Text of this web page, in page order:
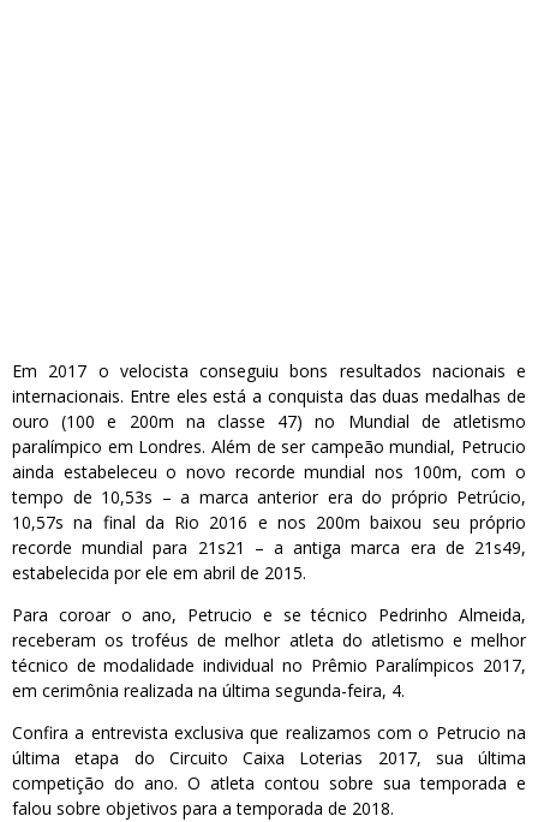
Em 2017 o velocista conseguiu bons resultados nacionais e
internacionais. Entre eles está a conquista das duas medalhas de
ouro (100 e 200m na classe 47) no Mundial de atletismo
paralímpico em Londres. Além de ser campeão mundial, Petrucio
ainda estabeleceu o novo recorde mundial nos 100m, com o
tempo de 10,53s – a marca anterior era do próprio Petrúcio,
10,57s na final da Rio 2016 e nos 200m baixou seu próprio
recorde mundial para 21s21 – a antiga marca era de 21s49,
estabelecida por ele em abril de 2015.
Para coroar o ano, Petrucio e se técnico Pedrinho Almeida,
receberam os troféus de melhor atleta do atletismo e melhor
técnico de modalidade individual no Prêmio Paralímpicos 2017,
em cerimônia realizada na última segunda-feira, 4.
Confira a entrevista exclusiva que realizamos com o Petrucio na
última etapa do Circuito Caixa Loterias 2017, sua última
competição do ano. O atleta contou sobre sua temporada e
falou sobre objetivos para a temporada de 2018.